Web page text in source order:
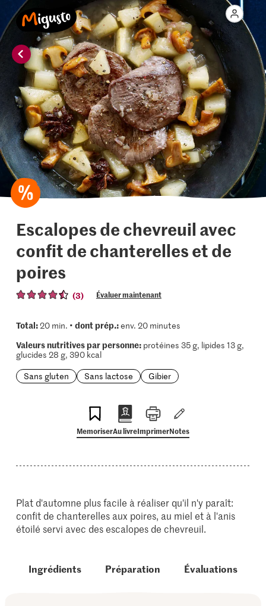
Escalopes de chevreuil avec
confit de chanterelles et de
poires
(3) Évaluer maintenant
Total:20 min. • dont prép.:env. 20 minutes
Valeurs nutritives par personne:protéines 35 g, lipides 13 g,
glucides 28 g, 390 kcal
Sans gluten
Sans lactose Gibier
MemoriserAu livreImprimerNotes
Plat d'automne plus facile à réaliser qu'il n'y paraît:
confit de chanterelles aux poires, au miel et à l'anis
étoilé servi avec des escalopes de chevreuil.
Ingrédients Préparation Évaluations